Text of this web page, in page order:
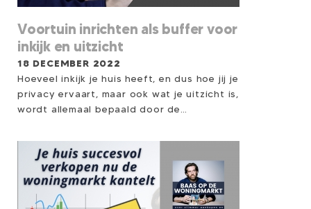
Voortuin inrichten als buffer voor
inkijk en uitzicht
18 DECEMBER 2022
Hoeveel inkijk je huis heeft, en dus hoe jij je
privacy ervaart, maar ook wat je uitzicht is,
wordt allemaal bepaald door de
de stoep voor je huis is de belangrijkste
bufferzone die jou, in je huis, beschermt
tegen de buitenwereld. Maar liefst 40%
van de Nederlanders geeft aan
onvoldoende buitenruimte hebben. Dit